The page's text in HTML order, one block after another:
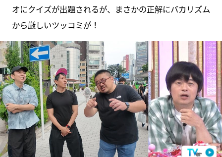
オにクイズが出題されるが、まさかの正解にバカリズム
から厳しいツッコミが！